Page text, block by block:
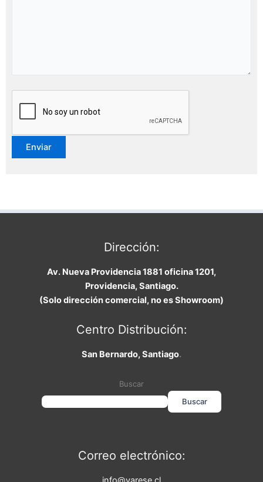
Dirección:
Av. Nueva Providencia 1881 oficina 1201,
Providencia, Santiago.
(Solo dirección comercial, no es Showroom)
Centro Distribución:
San Bernardo, Santiago.
Buscar
Buscar
Correo electrónico: